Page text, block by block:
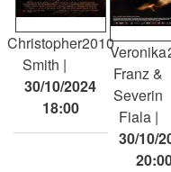
Christopher
Smith
2010
30/10/2024
18:00
Veronika
Franz &
Severin
Fiala
30/10/